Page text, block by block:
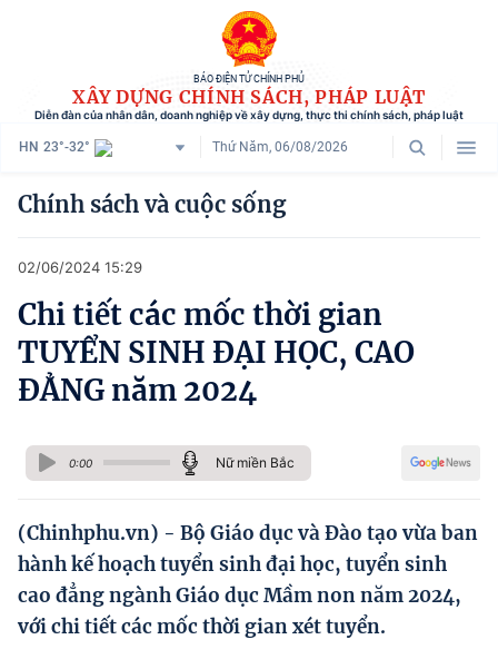
BÁO ĐIỆN TỬ CHÍNH PHỦ
XÂY DỰNG CHÍNH SÁCH, PHÁP LUẬT
Diễn đàn của nhân dân, doanh nghiệp về xây dựng, thực thi chính sách, pháp luật
HN 23°-32° Thứ Năm, 06/08/2026
Danh mục
Tham vấn chính sách
Người dân góp ý
Chính sách và cuộc sống
Phát triển kinh tế tư nhân và doanh nghiệp dân tộc
Ocop và chuỗi giá trị Nông sản
Chính sách và cuộc sống
02/06/2024 15:29
Chi tiết các mốc thời gian
TUYỂN SINH ĐẠI HỌC, CAO
ĐẲNG năm 2024
0:00 Nữ miền Bắc
(Chinhphu.vn) - Bộ Giáo dục và Đào tạo vừa ban
hành kế hoạch tuyển sinh đại học, tuyển sinh
cao đẳng ngành Giáo dục Mầm non năm 2024,
với chi tiết các mốc thời gian xét tuyển.